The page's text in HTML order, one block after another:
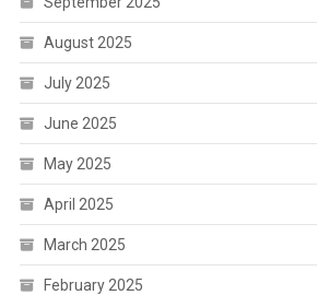
August 2025
July 2025
June 2025
May 2025
April 2025
March 2025
February 2025